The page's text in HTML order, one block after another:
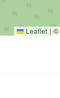
Leaflet | ©